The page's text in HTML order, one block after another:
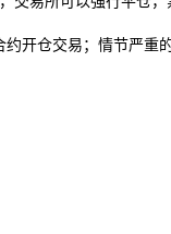
开仓交易；情节严重